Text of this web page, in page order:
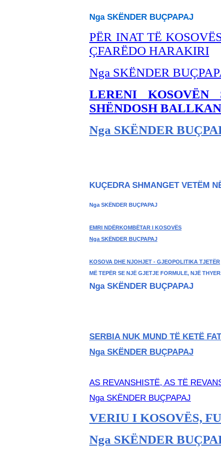
Nga SKËNDER BUÇPAPAJ
PËR INAT TË
ÇFARËDO HARAKIRI
Nga SKËNDER BU
LERENI KOSOVËN
SHËNDOSH
Nga SKËNDER BU
KUÇEDRA SHMANGET VETËM
Nga SKËNDER BUÇPAPAJ
EMRI NDËRKOMBËTAR I KOSOVËS
Nga SKËNDER BUÇPAPAJ
KOSOVA DHE NJOHJET - GJEOPOLITIKA TJETËR
MË TEPËR SE NJË GJETJE FORMULE, NJË
Nga SKËNDER BUÇPAPAJ
SERBIA NUK MUND TË KETË
Nga SKËNDER BUÇPAPAJ
AS REVANSHISTË, AS TË
Nga SKËNDER BUÇPAPAJ
VERIU I KOSOVËS,
Nga SKËNDER BU